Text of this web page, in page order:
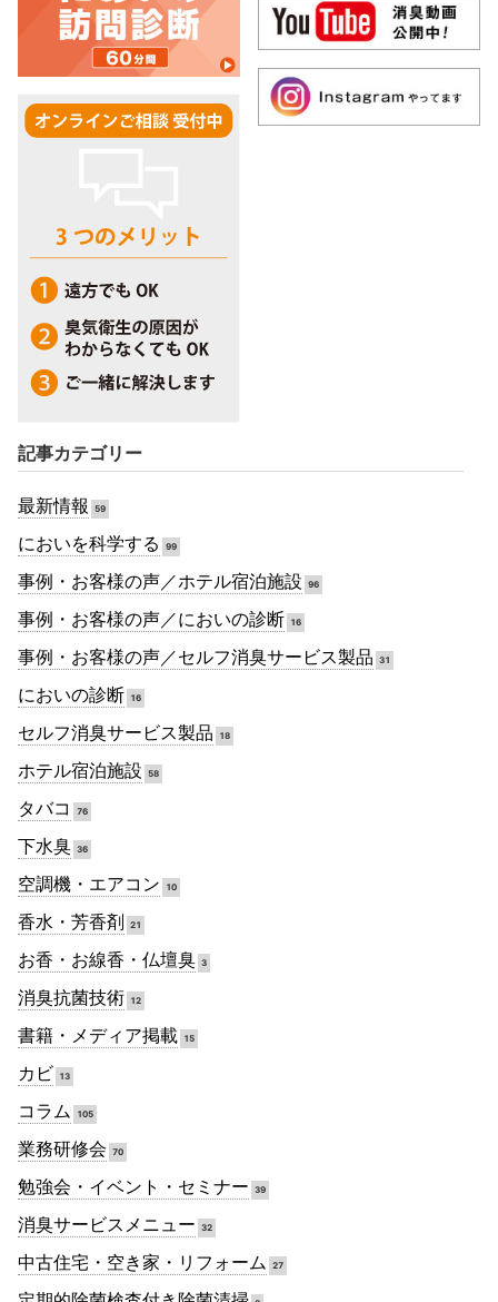
記事カテゴリー
最新情報 59
においを科学する 99
事例・お客様の声／ホテル宿泊施設 96
事例・お客様の声／においの診断 16
事例・お客様の声／セルフ消臭サービス製品 31
においの診断 16
セルフ消臭サービス製品 18
ホテル宿泊施設 58
タバコ 76
下水臭 36
空調機・エアコン 10
香水・芳香剤 21
お香・お線香・仏壇臭 3
消臭抗菌技術 12
書籍・メディア掲載 15
カビ 13
コラム 105
業務研修会 70
勉強会・イベント・セミナー 39
消臭サービスメニュー 32
中古住宅・空き家・リフォーム 27